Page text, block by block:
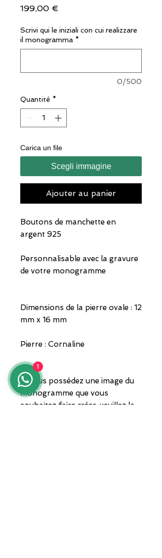
199,00 €
Scrivi qui le iniziali con cui realizzare
il monogramma *
0/500
Quantité *
Carica un file
Scegli immagine
Ajouter au panier
Boutons de manchette en
argent 925
Personnalisable avec la gravure
de votre monogramme
Dimensions de la pierre ovale : 12
mm x 16 mm
Pierre : Cornaline
Si vous possédez une image du
monogramme que vous
souhaitez faire créer, veuillez la
1